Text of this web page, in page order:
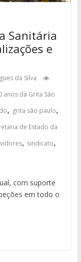
Sanitária
e
da Silva
anos da Grita São
, grita são paulo,
de Estado da
, sindicato,
com suporte
em todo o